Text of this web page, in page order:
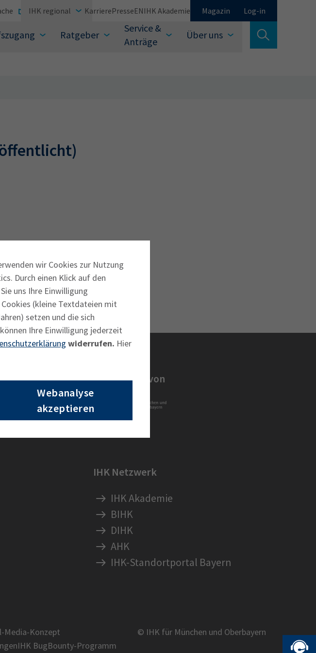
Ratgeber
Service &
Anträge
Über uns
IHK regional KarrierePresseEN IHK Akademie Magazin Log-in
Suche verlassen
Sachkundeprüfung
Berichtsheft
wir Cookies zur Nutzung
Durch einen Klick auf den
uns Ihre Einwilligung
(kleine Textdateien mit
setzen und die sich
Ihre Einwilligung jederzeit
widerrufen. Hier
Webanalyse
akzeptieren
IHK Ein Angebot von
IHK Netzwerk
IHK Akademie
BIHK
DIHK
AHK
IHK-Standortportal Bayern
Media-Konzept
IHK BugBounty-Programm
© IHK für München und Oberbayern